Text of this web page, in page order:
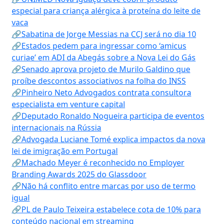
especial para criança alérgica à proteína do leite de
vaca
🔗Sabatina de Jorge Messias na CCJ será no dia 10
🔗Estados pedem para ingressar como ‘amicus
curiae’ em ADI da Abegás sobre a Nova Lei do Gás
🔗Senado aprova projeto de Murilo Galdino que
proíbe descontos associativos na folha do INSS
🔗Pinheiro Neto Advogados contrata consultora
especialista em venture capital
🔗Deputado Ronaldo Nogueira participa de eventos
internacionais na Rússia
🔗Advogada Luciane Tomé explica impactos da nova
lei de imigração em Portugal
🔗Machado Meyer é reconhecido no Employer
Branding Awards 2025 do Glassdoor
🔗Não há conflito entre marcas por uso de termo
igual
🔗PL de Paulo Teixeira estabelece cota de 10% para
conteúdo nacional em streaming